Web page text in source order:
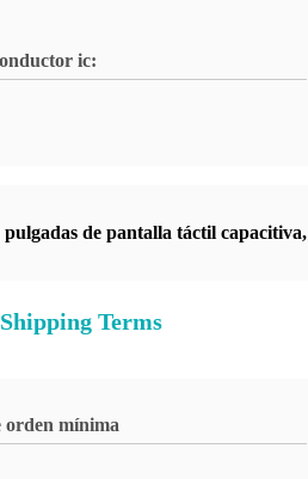
ic:
pulgadas de pantalla táctil capacitiva,
Terms
orden mínima